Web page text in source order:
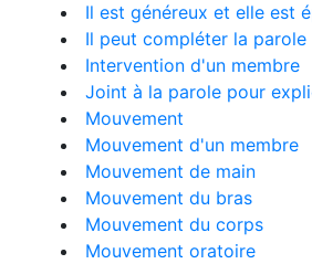
Il est généreux et elle est
Il peut compléter la parole
Intervention d'un membre
Joint à la parole pour
Mouvement
Mouvement d'un membre
Mouvement de main
Mouvement du bras
Mouvement du corps
Mouvement oratoire